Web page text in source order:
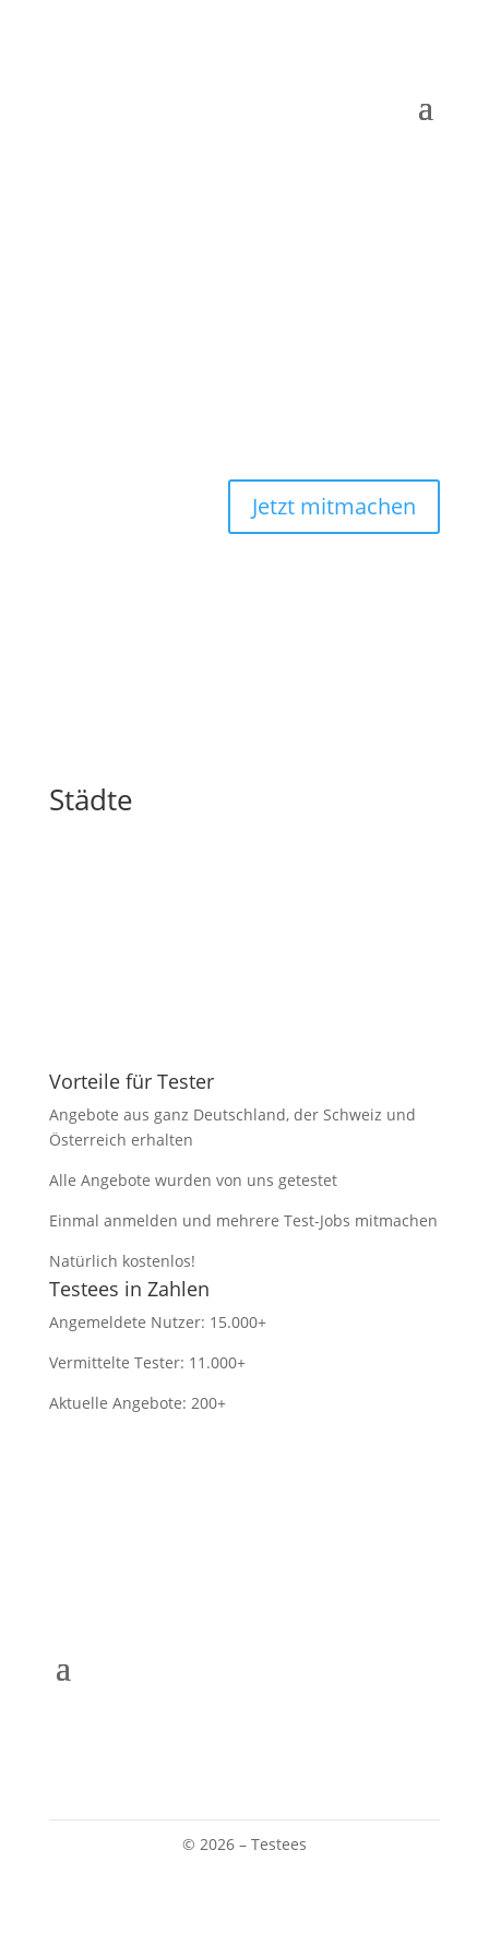
Jetzt mitmachen
Städte
Vorteile für Tester
Angebote aus ganz Deutschland, der Schweiz und
Österreich erhalten
Alle Angebote wurden von uns getestet
Einmal anmelden und mehrere Test-Jobs mitmachen
Natürlich kostenlos!
Testees in Zahlen
Angemeldete Nutzer: 15.000+
Vermittelte Tester: 11.000+
Aktuelle Angebote: 200+
© 2026 – Testees